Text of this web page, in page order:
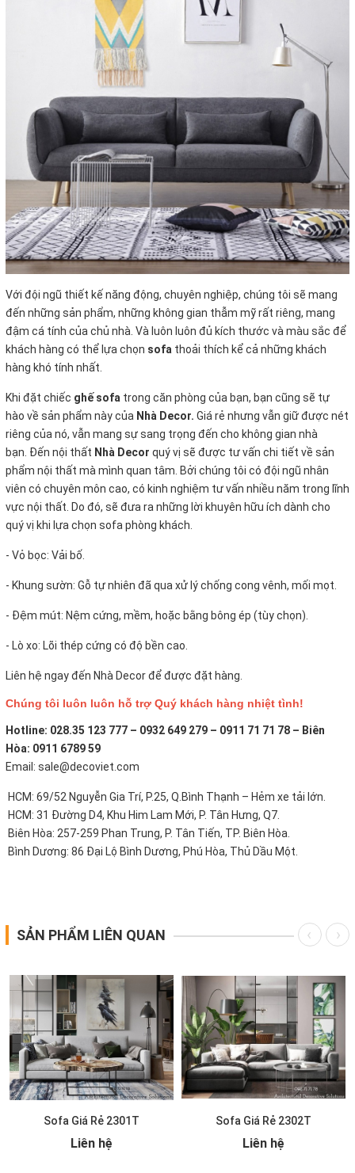
Với đội ngũ thiết kế năng động, chuyên nghiệp, chúng tôi sẽ mang
đến những sản phẩm, những không gian thẫm mỹ rất riêng, mang
đậm cá tính của chủ nhà. Và luôn luôn đủ kích thước và màu sắc để
khách hàng có thể lựa chọn sofa thoải thích kể cả những khách
hàng khó tính nhất.
Khi đặt chiếc ghế sofa trong căn phòng của bạn, bạn cũng sẽ tự
hào về sản phẩm này của Nhà Decor. Giá rẻ nhưng vẫn giữ được nét
riêng của nó, vẫn mang sự sang trọng đến cho không gian nhà
bạn. Đến nội thất Nhà Decor quý vị sẽ được tư vấn chi tiết về sản
phẩm nội thất mà mình quan tâm. Bởi chúng tôi có đội ngũ nhân
viên có chuyên môn cao, có kinh nghiệm tư vấn nhiều năm trong lĩnh
vực nội thất. Do đó, sẽ đưa ra những lời khuyên hữu ích dành cho
quý vị khi lựa chọn sofa phòng khách.
- Vỏ bọc: Vải bố.
- Khung sườn: Gỗ tự nhiên đã qua xử lý chống cong vênh, mối mọt.
- Đệm mút: Nệm cứng, mềm, hoặc bằng bông ép (tùy chọn).
- Lò xo: Lõi thép cứng có độ bền cao.
Liên hệ ngay đến Nhà Decor để được đặt hàng.
Chúng tôi luôn luôn hỗ trợ Quý khách hàng nhiệt tình!
Hotline: 028.35 123 777 – 0932 649 279 – 0911 71 71 78 – Biên
Hòa: 0911 6789 59
Email: sale@decoviet.com
HCM: 69/52 Nguyễn Gia Trí, P.25, Q.Bình Thạnh – Hẻm xe tải lớn.
HCM: 31 Đường D4, Khu Him Lam Mới, P. Tân Hưng, Q7.
Biên Hòa: 257-259 Phan Trung, P. Tân Tiến, TP. Biên Hòa.
Bình Dương: 86 Đại Lộ Bình Dương, Phú Hòa, Thủ Dầu Một.
SẢN PHẨM LIÊN QUAN
Sofa Giá Rẻ 2301T
Liên hệ
Sofa Giá Rẻ 2302T
Liên hệ